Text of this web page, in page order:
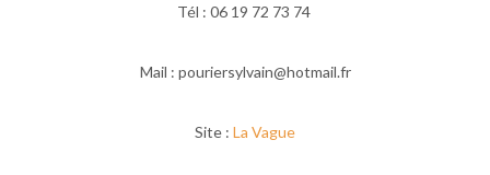
Tél : 06 19 72 73 74
Mail : pouriersylvain@hotmail.fr
Site : La Vague